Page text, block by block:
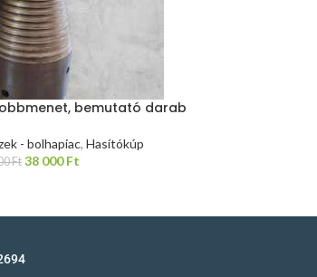
bemutató darab
- bolhapiac, Hasítókúp
Ft 38 000Ft